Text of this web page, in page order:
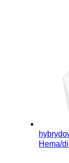
Hema/